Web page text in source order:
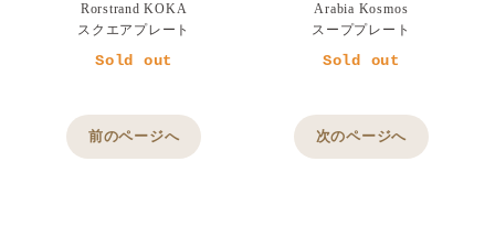
Rorstrand KOKA
スクエアプレート
Sold out
Arabia Kosmos
スーププレート
Sold out
前のページへ 次のページへ